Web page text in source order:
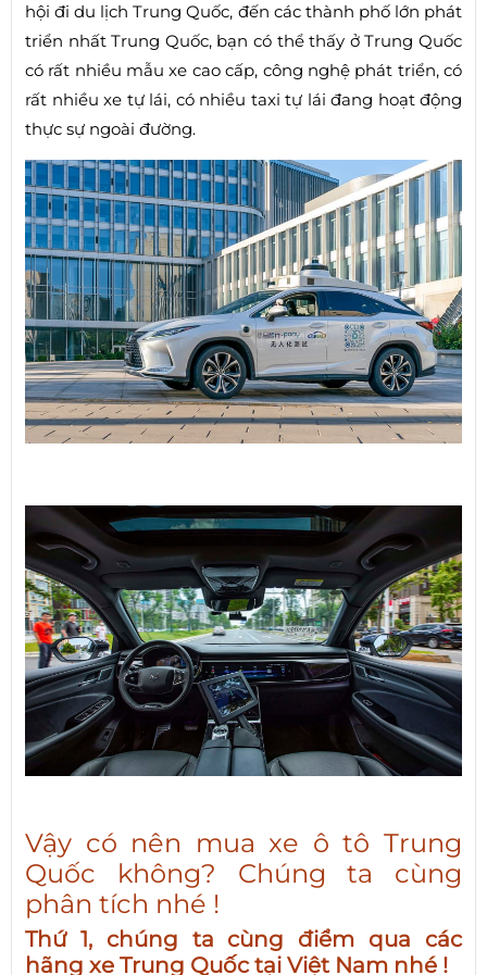
hội đi du lịch Trung Quốc, đến các thành phố lớn phát
triển nhất Trung Quốc, bạn có thể thấy ở Trung Quốc
có rất nhiều mẫu xe cao cấp, công nghệ phát triển, có
rất nhiều xe tự lái, có nhiều taxi tự lái đang hoạt động
thực sự ngoài đường.
Vậy có nên mua xe ô tô Trung
Quốc không? Chúng ta cùng
phân tích nhé !
Thứ 1, chúng ta cùng điểm qua các
hãng xe Trung Quốc tại Việt Nam nhé !